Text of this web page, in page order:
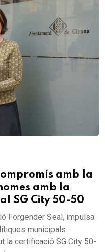
amb la
amb la
SG City 50-50
Forgender Seal, impulsa
municipals
la certificació SG City 50-